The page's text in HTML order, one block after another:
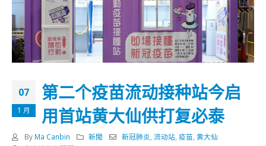
07
1 月
第二个疫苗流动接种站今启
用首站黄大仙供打复必泰
By Ma Canbin 新聞 新冠肺炎,流动站,疫苗,黄大仙